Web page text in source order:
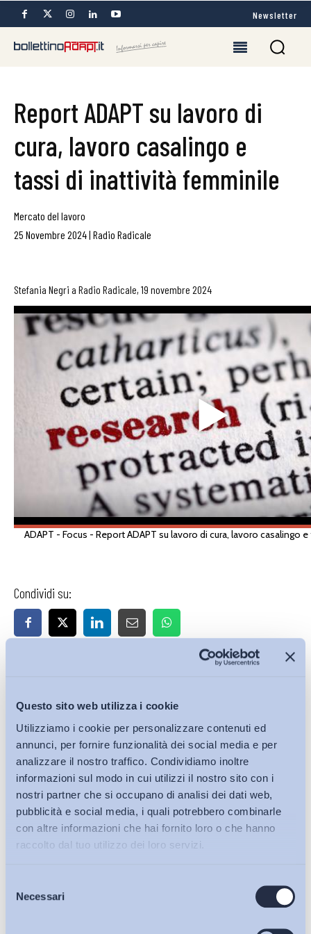
Questo sito web utilizza i cookie
Utilizziamo i cookie per personalizzare contenuti ed
annunci, per fornire funzionalità dei social media e per
analizzare il nostro traffico. Condividiamo inoltre
informazioni sul modo in cui utilizzi il nostro sito con i
nostri partner che si occupano di analisi dei dati web,
pubblicità e social media, i quali potrebbero combinarle
con altre informazioni che hai fornito loro o che hanno
raccolto dal tuo utilizzo dei loro servizi.
delNecessariBollettini ADAPT
Newsletter
Report ADAPT su lavoro di
cura, lavoro casalingo e
tassi di inattività femminile
Mercato del lavoro
25 Novembre 2024| Radio Radicale
Stefania Negri a Radio Radicale, 19 novembre 2024
Condividi su: